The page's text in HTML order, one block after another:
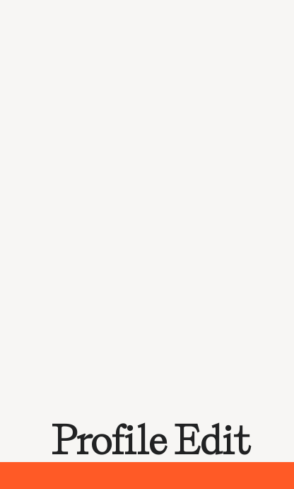
Profile Edit